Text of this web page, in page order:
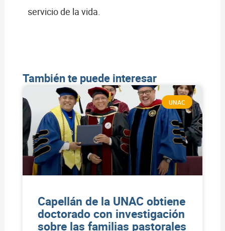
servicio de la vida.
También te puede interesar
UNAC
Capellán de la UNAC obtiene
doctorado con investigación
sobre las familias pastorales